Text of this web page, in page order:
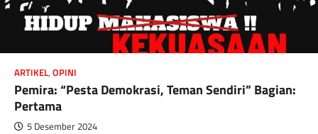
ARTIKEL, OPINI
Pemira: “Pesta Demokrasi, Teman Sendiri” Bagian:
Pertama
5 Desember 2024